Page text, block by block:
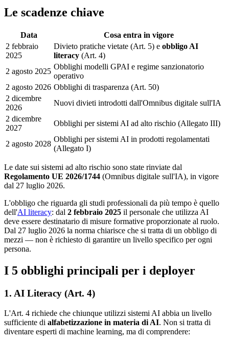
Le scadenze chiave
Data
Cosa entra in vigore
2 febbraio
2025
Divieto pratiche vietate (Art. 5) e obbligo AI
literacy (Art. 4)
2 agosto 2025
Obblighi modelli GPAI e regime sanzionatorio
operativo
2 agosto 2026 Obblighi di trasparenza (Art. 50)
2 dicembre
2026
Nuovi divieti introdotti dall'Omnibus digitale sull'IA
2 dicembre
2027
Obblighi per sistemi AI ad alto rischio (Allegato III)
2 agosto 2028
Obblighi per sistemi AI in prodotti regolamentati
(Allegato I)
Le date sui sistemi ad alto rischio sono state rinviate dal
Regolamento UE 2026/1744 (Omnibus digitale sull'IA), in vigore
dal 27 luglio 2026.
L'obbligo che riguarda gli studi professionali da più tempo è quello
dell'AI literacy: dal 2 febbraio 2025 il personale che utilizza AI
deve essere destinatario di misure formative proporzionate al ruolo.
Dal 27 luglio 2026 la norma chiarisce che si tratta di un obbligo di
mezzi — non è richiesto di garantire un livello specifico per ogni
persona.
I 5 obblighi principali per i deployer
1. AI Literacy (Art. 4)
L'Art. 4 richiede che chiunque utilizzi sistemi AI abbia un livello
sufficiente di alfabetizzazione in materia di AI. Non si tratta di
diventare esperti di machine learning, ma di comprendere: